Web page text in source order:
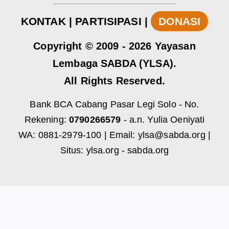
KONTAK | PARTISIPASI | DONASI
Copyright © 2009 - 2026 Yayasan
Lembaga SABDA (YLSA).
All Rights Reserved.
Bank BCA Cabang Pasar Legi Solo - No.
Rekening: 0790266579 - a.n. Yulia Oeniyati
WA: 0881-2979-100 | Email: ylsa@sabda.org |
Situs: ylsa.org -sabda.org